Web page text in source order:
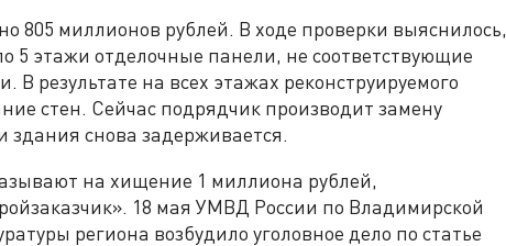
805 миллионов рублей. В ходе проверки выяснилось,
5 этажи отделочные панели, не соответствующие
В результате на всех этажах реконструируемого
стен. Сейчас подрядчик производит замену
здания снова задерживается.
на хищение 1 миллиона рублей,
18 мая УМВД России по Владимирской
региона возбудило уголовное дело по статье